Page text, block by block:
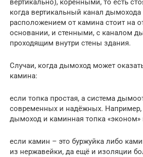
вертикально), коренными, то есть
когда вертикальный канал
расположением от камина стоит на
основании, и стенными, с каналом
проходящим внутри стены здания.
Случаи, когда дымоход может
камина:
если топка простая, а система
современных и надёжных. Например,
дымоход и каминная топка «эконом»
если камин – это буржуйка либо
из нержавейки, да ещё и изоляции